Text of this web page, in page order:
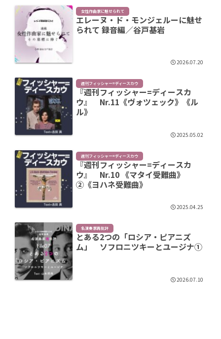
女性作曲家に魅せられて
エレーヌ・ド・モンジェルーに魅せ
られて 録音編／谷戸基岩
2026.07.20
週刊フィッシャー=ディースカウ
『週刊フィッシャー=ディースカ
ウ』 Nr.11《ヴォツェック》《ル
ル》
2025.05.02
週刊フィッシャー=ディースカウ
『週刊フィッシャー=ディースカ
ウ』 Nr.10 《マタイ受難曲》
②《ヨハネ受難曲》
2025.04.25
名演奏家再批評
とある2つの「ロシア・ピアニズ
ム」 ソフロニツキーとユージナ①
2026.07.10